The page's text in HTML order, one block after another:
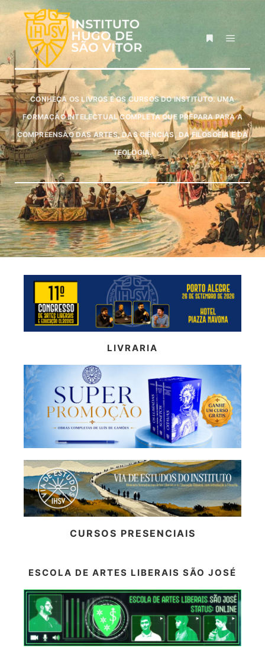
CONHEÇA OS LIVROS E OS CURSOS DO INSTITUTO. UMA
FORMAÇÃO INTELECTUAL COMPLETA QUE PREPARA PARA A
COMPREENSÃO DAS ARTES, DAS CIÊNCIAS, DA FILOSOFIA E DA
TEOLOGIA.
LIVRARIA
CURSOS PRESENCIAIS
ESCOLA DE ARTES LIBERAIS SÃO JOSÉ